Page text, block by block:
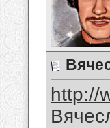
http://